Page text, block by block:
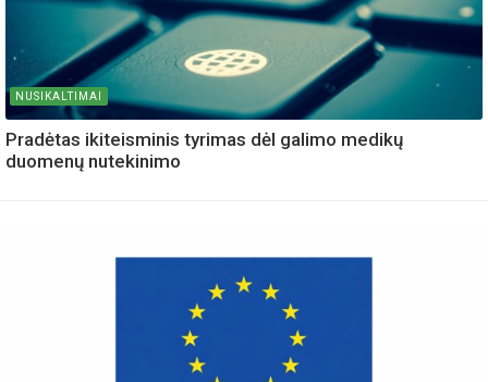
NUSIKALTIMAI
Pradėtas ikiteisminis tyrimas dėl galimo medikų
duomenų nutekinimo